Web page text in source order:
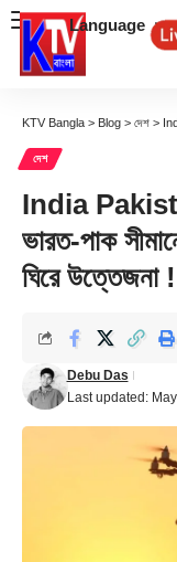
Language
KTV Bangla > Blog > দেশ >
দেশ
India
ভারত-পাক
ঘিরে উত্তেজনা !
Last updated:
Debu Das